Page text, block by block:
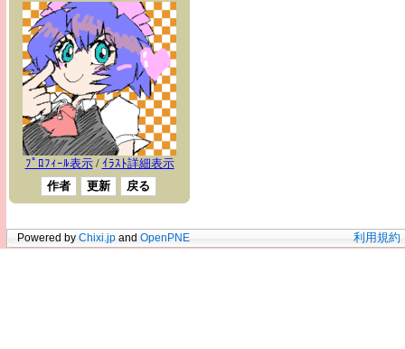
Powered by Chixi.jp and OpenPNE 利用規約